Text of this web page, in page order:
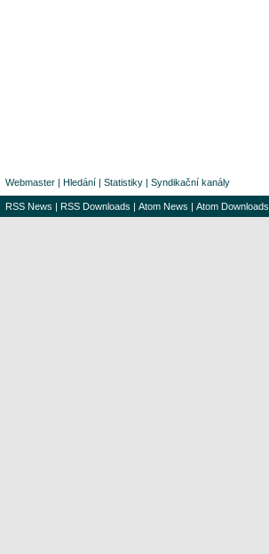
Webmaster | Hledání | Statistiky | Syndikační kanály
RSS News | RSS Downloads | Atom News | Atom Downloads